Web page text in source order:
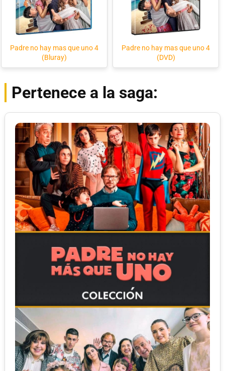
Padre no hay mas que uno 4
(Bluray)
Padre no hay mas que uno 4
(DVD)
Pertenece a la saga: